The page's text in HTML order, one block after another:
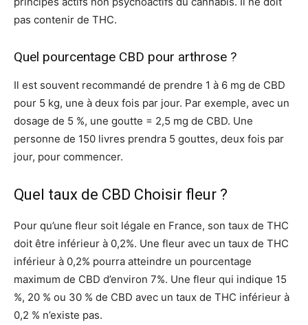
pas contenir de THC.
Quel pourcentage CBD pour arthrose ?
Il est souvent recommandé de prendre 1 à 6 mg de CBD
pour 5 kg, une à deux fois par jour. Par exemple, avec un
dosage de 5 %, une goutte = 2,5 mg de CBD. Une
personne de 150 livres prendra 5 gouttes, deux fois par
jour, pour commencer.
Quel taux de CBD Choisir fleur ?
Pour qu’une fleur soit légale en France, son taux de THC
doit être inférieur à 0,2%. Une fleur avec un taux de THC
inférieur à 0,2% pourra atteindre un pourcentage
maximum de CBD d’environ 7%. Une fleur qui indique 15
%, 20 % ou 30 % de CBD avec un taux de THC inférieur à
0,2 % n’existe pas.